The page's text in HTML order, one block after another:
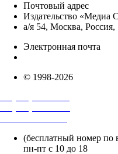
Почтовый адрес
Издательство «Медиа
а/я 54, Москва, Россия,
Электронная почта
© 1998-2026
(бесплатный номер по
пн-пт с 10 до 18